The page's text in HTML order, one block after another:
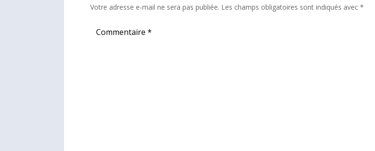
Votre adresse e-mail ne sera pas publiée. Les champs obligatoires sont indiqués avec *